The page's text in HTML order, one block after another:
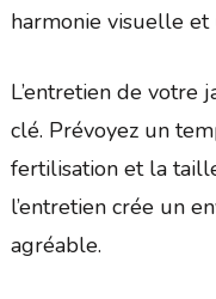
harmonie visuelle
L’entretien de votre
clé. Prévoyez un
fertilisation et la
l’entretien crée un
agréable.